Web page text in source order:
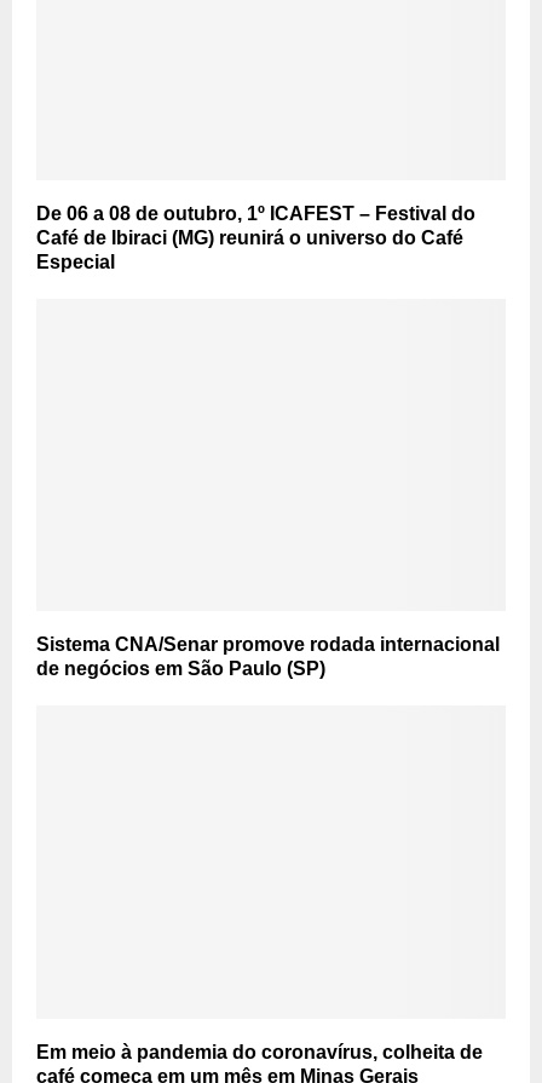
De 06 a 08 de outubro, 1º ICAFEST – Festival do
Café de Ibiraci (MG) reunirá o universo do Café
Especial
Sistema CNA/Senar promove rodada internacional
de negócios em São Paulo (SP)
Em meio à pandemia do coronavírus, colheita de
café começa em um mês em Minas Gerais